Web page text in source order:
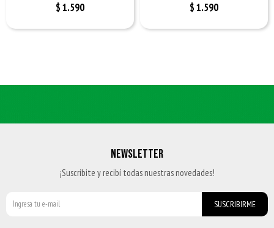
$1.590 $1.590
NEWSLETTER
¡Suscribite y recibí todas nuestras novedades!
SUSCRIBIRME